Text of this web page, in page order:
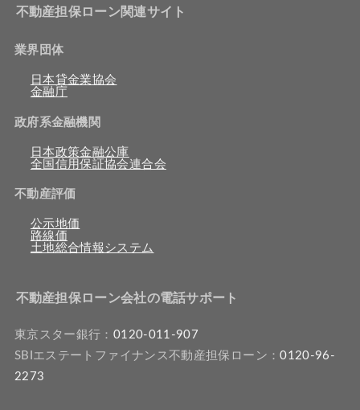
不動産担保ローン関連サイト
業界団体
日本貸金業協会
金融庁
政府系金融機関
日本政策金融公庫
全国信用保証協会連合会
不動産評価
公示地価
路線価
土地総合情報システム
不動産担保ローン会社の電話サポート
東京スター銀行： 0120-011-907
SBIエステートファイナンス不動産担保ローン：0120-96-
2273